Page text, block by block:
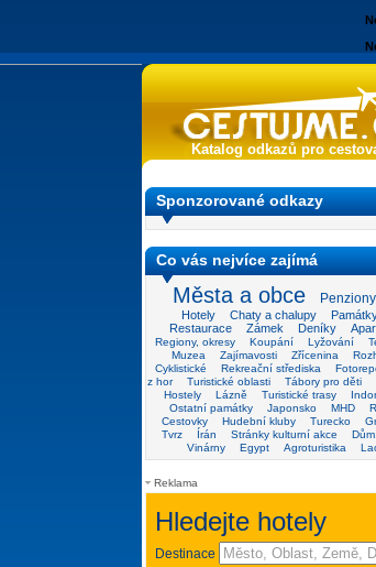
Katalog odkazů pro
Sponzorované odkazy
Co vás nejvíce zajímá
Města a obce Penziony
Hotely Chaty a chalupy
Restaurace
Zámek Deníky
Regiony, okresy Koupání Lyžování
Muzea
Zajímavosti Zřícenina
Cyklistické
Rekreační střediska
z hor
Turistické oblasti Tábory pro děti
Hostely
Lázně Turistické trasy
Ostatní památky
Japonsko MHD
Cestovky
Hudební kluby Turecko
Tvrz
Írán Stránky kulturní akce
Vinárny
Egypt Agroturistika
Reklama